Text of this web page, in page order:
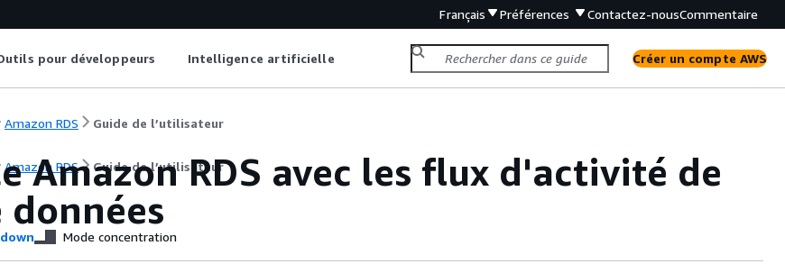
Français Préférences Contactez-nousCommentaire
pour développeurs Intelligence artificielle Créer un compte AWS
Amazon RDS Guide de l’utilisateur
Amazon RDS Guide de l’utilisateur
Amazon RDS avec les flux d'activité de
données
Mode concentration